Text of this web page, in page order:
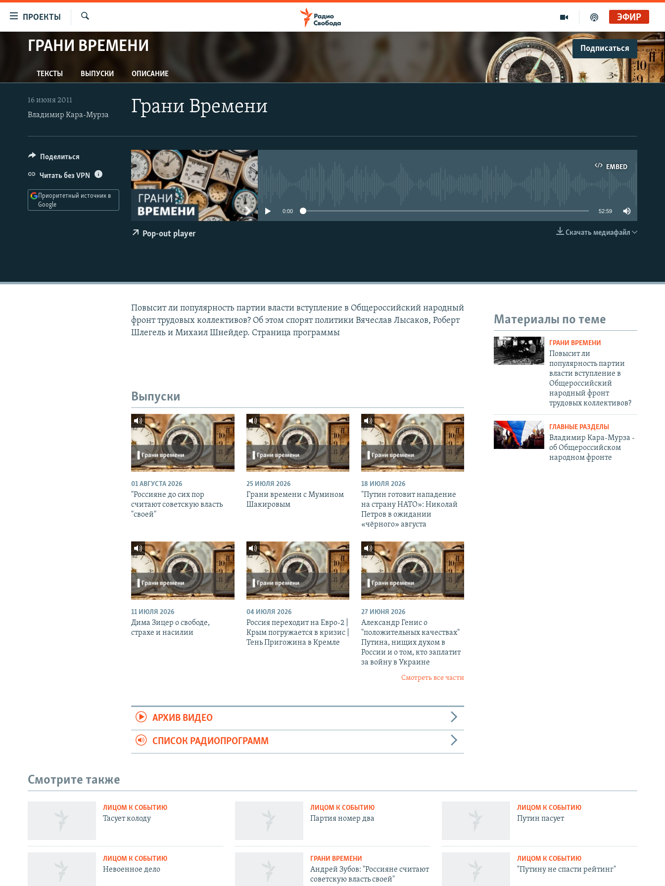
упрощенного
Вернуться
к
основному
содержанию
навигации
Вернутся
ПРОЕКТЫ
ПРОГРАММЫ
АВТОРСКИЕ ПРОЕКТЫ
ЦИТАТЫ СВОБОДЫ
МНЕНИЯ
КУЛЬТУРА
IDEL.РЕАЛИИ
КАВКАЗ.РЕАЛИИ
СЕВЕР.РЕАЛИИ
СИБИРЬ.РЕАЛИИ
ЭФИР
ГРАНИ ВРЕМЕНИ Подписаться
Spotify
Подписаться
ТЕКСТЫ ВЫПУСКИ ОПИСАНИЕ
Грани Времени
16 июня 2011
Владимир Кара-Мурза
EMBED
EMBED
0:00 52:59
Скачать медиафайл
Pop-out player
Поделиться
Читать без VPN
Приоритетный источник в
Google
Повысит ли популярность партии власти вступление в Общероссийский народный
фронт трудовых коллективов? Об этом спорят политики Вячеслав Лысаков, Роберт
Шлегель и Михаил Шнейдер. Страница программы
Материалы по теме
ГРАНИ ВРЕМЕНИ
Повысит ли
популярность партии
власти вступление в
Общероссийский
народный фронт
трудовых коллективов?
ГЛАВНЫЕ РАЗДЕЛЫ
Владимир Кара-Мурза -
об Общероссийском
народном фронте
Выпуски
01 АВГУСТА 2026
"Россияне до сих пор
считают советскую власть
"своей"
25 ИЮЛЯ 2026
Грани времени с Мумином
Шакировым
18 ИЮЛЯ 2026
"Путин готовит нападение
на страну НАТО»: Николай
Петров в ожидании
«чёрного» августа
11 ИЮЛЯ 2026
Дима Зицер о свободе,
страхе и насилии
04 ИЮЛЯ 2026
Россия переходит на Евро-2 |
Крым погружается в кризис |
Тень Пригожина в Кремле
27 ИЮНЯ 2026
Александр Генис о
"положительных качествах"
Путина, нищих духом в
России и о том, кто заплатит
за войну в Украине
Смотреть все части
АРХИВ ВИДЕО
СПИСОК РАДИОПРОГРАММ
Смотрите также
ЛИЦОМ К СОБЫТИЮ
Тасует колоду
ЛИЦОМ К СОБЫТИЮ
Партия номер два
ЛИЦОМ К СОБЫТИЮ
Путин пасует
ЛИЦОМ К СОБЫТИЮ
Невоенное дело
ГРАНИ ВРЕМЕНИ
Андрей Зубов: "Россияне считают
советскую власть своей"
ЛИЦОМ К СОБЫТИЮ
"Путину не спасти рейтинг"